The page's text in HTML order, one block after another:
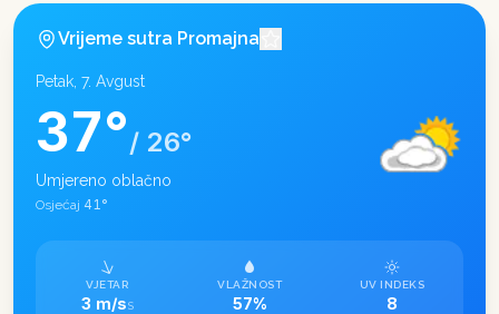
Vrijeme sutra Promajna
Petak, 7. Avgust
37°/ 26°
Umjereno oblačno
Osjećaj 41°
VJETAR
3 m/sS
VLAŽNOST
57%
UV INDEKS
8